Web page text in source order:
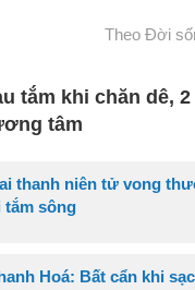
Theo Đời
tắm khi chăn dê,
tâm
thanh niên tử vong
tắm sông
Hoá: Bất cẩn khi